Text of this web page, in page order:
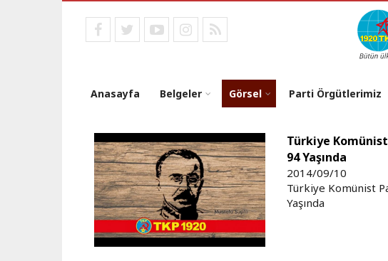
facebooktwitteryoutubeinstagram
RSS
Anasayfa Belgeler Görsel Parti Örgütlerimiz
Türkiye
94 Yaşında
2014/09/10
Türkiye Komünist
Yaşında
Sayfalama